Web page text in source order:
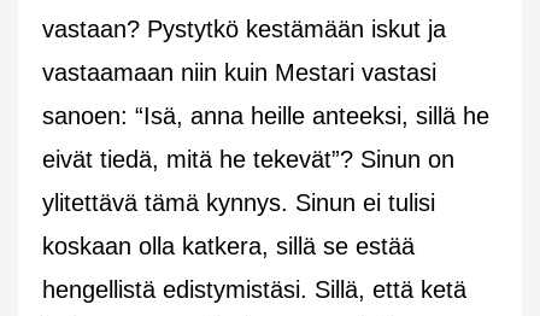
vastaan? Pystytkö kestämään iskut ja
vastaamaan niin kuin Mestari vastasi
sanoen: “Isä, anna heille anteeksi, sillä he
eivät tiedä, mitä he tekevät”? Sinun on
ylitettävä tämä kynnys. Sinun ei tulisi
koskaan olla katkera, sillä se estää
hengellistä edistymistäsi. Sillä, että ketä